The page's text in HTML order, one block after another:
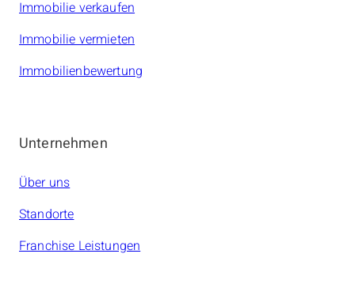
Immobilie verkaufen
Immobilie vermieten
Immobilienbewertung
Unternehmen
Über uns
Standorte
Franchise Leistungen